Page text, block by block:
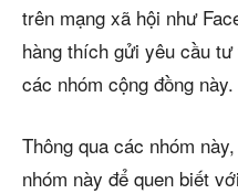
trên mạng xã hội như
hàng thích gửi yêu cầu
các nhóm cộng đồng này.
Thông qua các nhóm
nhóm này để quen biết